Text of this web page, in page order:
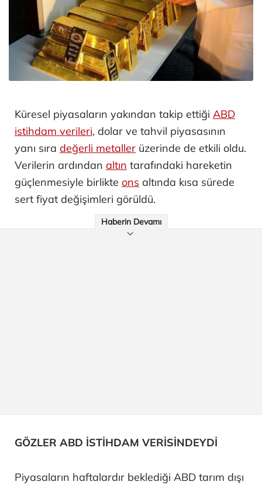
Küresel piyasaların yakından takip ettiği ABD
istihdam verileri, dolar ve tahvil piyasasının
yanı sıra değerli metaller üzerinde de etkili oldu.
Verilerin ardından altın tarafındaki hareketin
güçlenmesiyle birlikte ons altında kısa sürede
sert fiyat değişimleri görüldü.
Haberin Devamı
GÖZLER ABD İSTİHDAM VERİSİNDEYDİ
Piyasaların haftalardır beklediği ABD tarım dışı